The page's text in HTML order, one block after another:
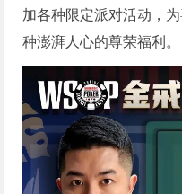
加各种限定派对活动，
种澎湃人心的尊荣福利。